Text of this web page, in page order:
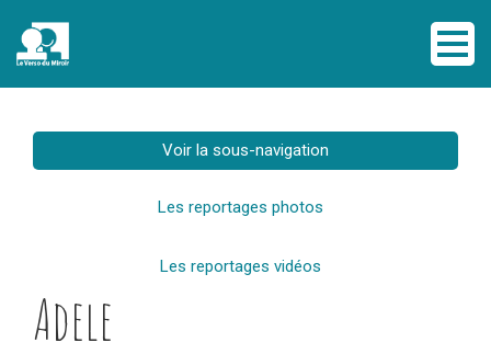
Voir la sous-navigation
Les reportages photos
Les reportages vidéos
Adele